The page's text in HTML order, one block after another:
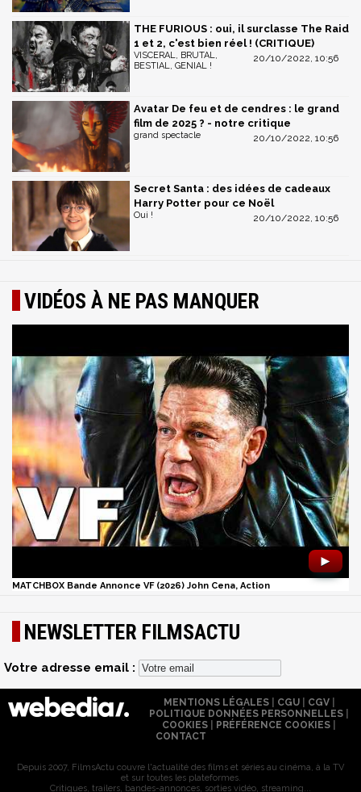
THE FURIOUS : oui, il surclasse The Raid
1 et 2, c'est bien réel ! (CRITIQUE)
20/10/2022, 10:56
VISCERAL, BRUTAL,
BESTIAL, GENIAL !
Avatar De feu et de cendres : le grand
film de 2025 ? - notre critique
20/10/2022, 10:56
grand spectacle
Secret Santa : des idées de cadeaux
Harry Potter pour ce Noël
20/10/2022, 10:56
Oui !
VIDÉOS À NE PAS MANQUER
►
MATCHBOX Bande Annonce VF (2026) John Cena, Action
NEWSLETTER FILMSACTU
Votre adresse email :
MENTIONS LÉGALES| CGU| CGV|
POLITIQUE DONNÉES PERSONNELLES
COOKIES
PRÉFÉRENCE COOKIES
CONTACT
Depuis 2007, FilmsActu couvre l'actualité des films et séries au cinéma, à la TV
et sur toutes les plateformes.
Critiques, trailers, bandes-annonces, sorties vidéo, streaming...